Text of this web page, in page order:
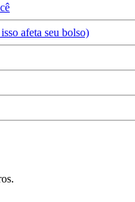
afeta seu bolso)